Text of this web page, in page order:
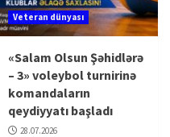
Veteran dünyası
«Salam Olsun Şəhidlərə
– 3» voleybol turnirinə
komandaların
qeydiyyatı başladı
28.07.2026